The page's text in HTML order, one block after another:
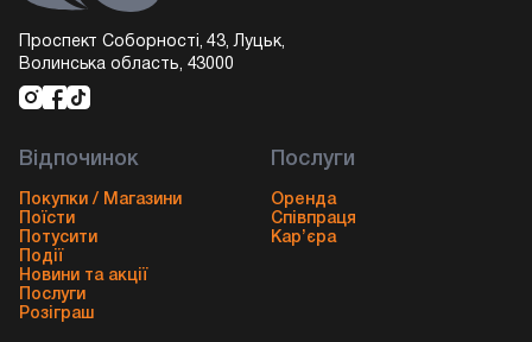
Проспект Соборності, 43, Луцьк,
Волинська область, 43000
Відпочинок
Покупки / Магазини
Поїсти
Потусити
Події
Новини та акції
Послуги
Розіграш
Послуги
Оренда
Співпраця
Кар’єра